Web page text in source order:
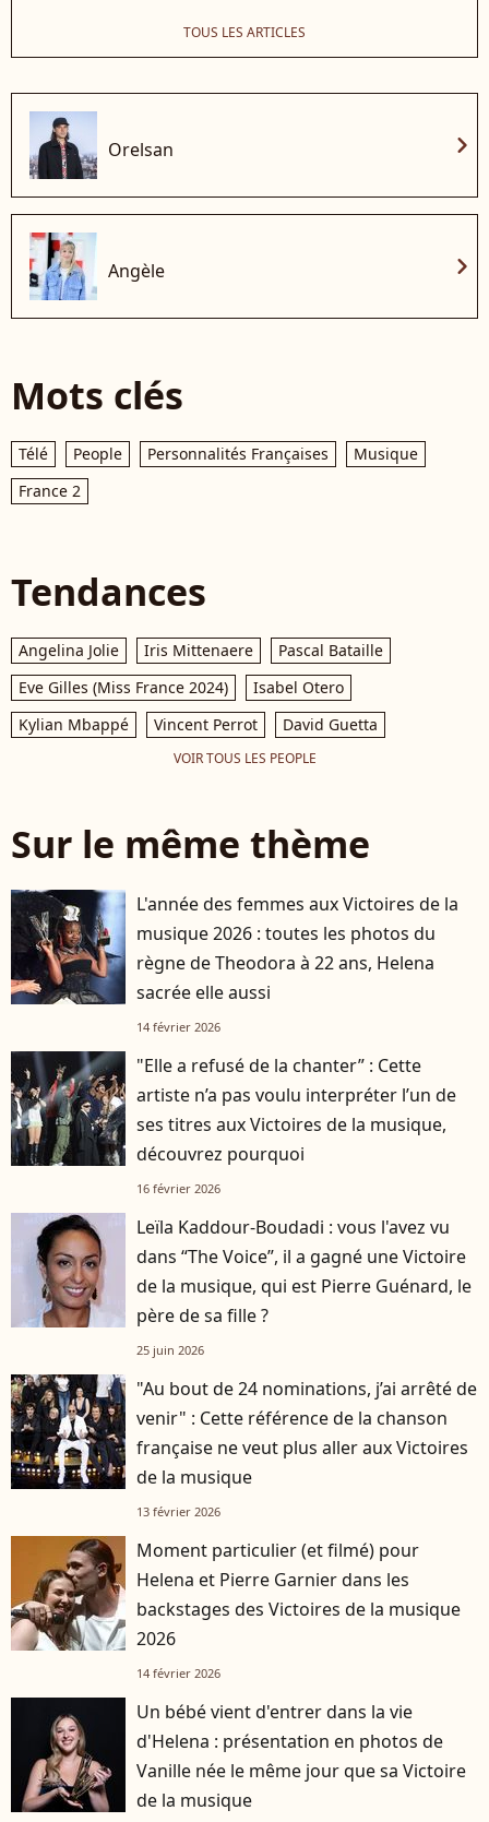
TOUS LES ARTICLES
Orelsan chevron_right
Angèle chevron_right
Mots clés
Télé People Personnalités Françaises
Musique
France 2
Tendances
Angelina Jolie Iris Mittenaere
Pascal Bataille
Eve Gilles (Miss France 2024)
Isabel Otero
Kylian Mbappé
Vincent Perrot David Guetta
VOIR TOUS LES PEOPLE
Sur le même thème
L'année des femmes aux Victoires de la
musique 2026 : toutes les photos du
règne de Theodora à 22 ans, Helena
sacrée elle aussi
14 février 2026
"Elle a refusé de la chanter” : Cette
artiste n’a pas voulu interpréter l’un de
ses titres aux Victoires de la musique,
découvrez pourquoi
16 février 2026
Leïla Kaddour-Boudadi : vous l'avez vu
dans “The Voice”, il a gagné une Victoire
de la musique, qui est Pierre Guénard, le
père de sa fille ?
25 juin 2026
"Au bout de 24 nominations, j’ai arrêté de
venir" : Cette référence de la chanson
française ne veut plus aller aux Victoires
de la musique
13 février 2026
Moment particulier (et filmé) pour
Helena et Pierre Garnier dans les
backstages des Victoires de la musique
2026
14 février 2026
Un bébé vient d'entrer dans la vie
d'Helena : présentation en photos de
Vanille née le même jour que sa Victoire
de la musique